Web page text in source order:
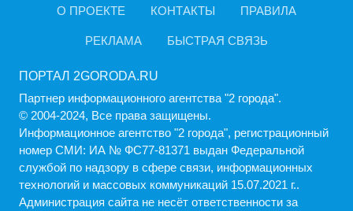
О ПРОЕКТЕ КОНТАКТЫ ПРАВИЛА
РЕКЛАМА БЫСТРАЯ СВЯЗЬ
ПОРТАЛ 2GORODA.RU
Партнер информационного агентства "2 города".
© 2004-2024, Все права защищены.
Информационное агентство "2 города", регистрационный
номер СМИ: ИА № ФС77-81371 выдан Федеральной
службой по надзору в сфере связи, информационных
технологий и массовых коммуникаций 15.07.2021 г..
Администрация cайта не несёт ответственности за